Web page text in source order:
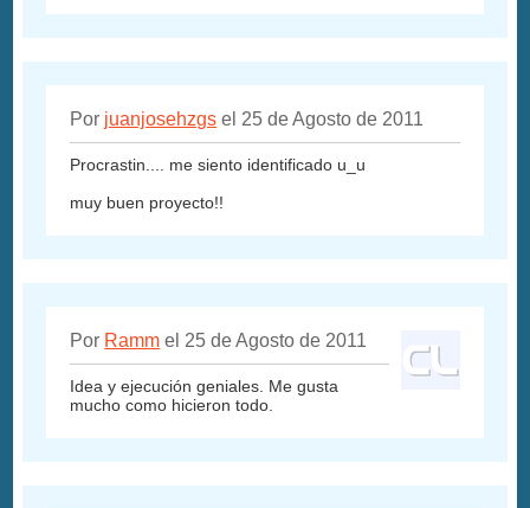
Por juanjosehzgs el 25 de Agosto de 2011
Procrastin.... me siento identificado u_u
muy buen proyecto!!
Por Ramm el 25 de Agosto de 2011
Idea y ejecución geniales. Me gusta
mucho como hicieron todo.